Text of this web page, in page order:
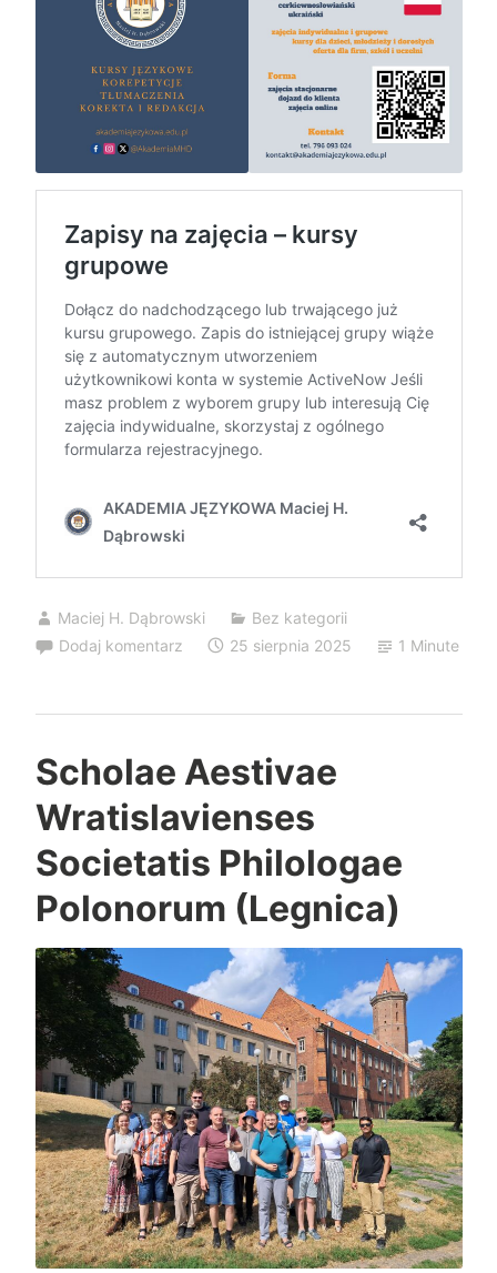
Maciej H. Dąbrowski
Bez kategorii
Dodaj komentarz
25 sierpnia 2025 1 Minute
Scholae Aestivae
Wratislavienses
Societatis Philologae
Polonorum (Legnica)